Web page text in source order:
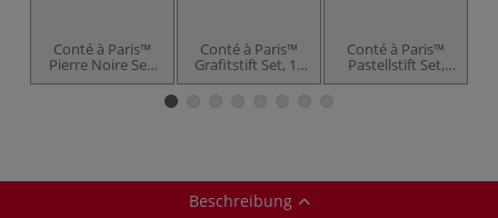
Conté à Paris™
Pierre Noire Set,
15er-Set
Conté à Paris™
Grafitstift Set, 12
teilig
Conté à Paris™
Pastellstift Set,
Portrait
Beschreibung